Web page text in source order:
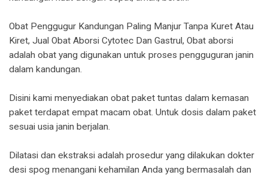
Obat Penggugur Kandungan Paling Manjur Tanpa Kuret Atau
Kiret, Jual Obat Aborsi Cytotec Dan Gastrul, Obat aborsi
adalah obat yang digunakan untuk proses pengguguran janin
dalam kandungan.
Disini kami menyediakan obat paket tuntas dalam kemasan
paket terdapat empat macam obat. Untuk dosis dalam paket
sesuai usia janin berjalan.
Dilatasi dan ekstraksi adalah prosedur yang dilakukan dokter
desi spog menangani kehamilan Anda yang bermasalah dan